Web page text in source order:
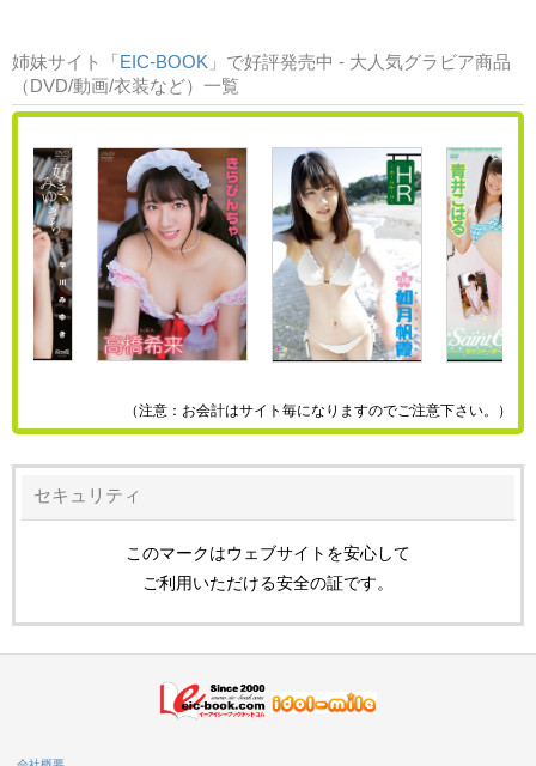
姉妹サイト「EIC-BOOK 」で好評発売中 - 大人気グラビア商品
（DVD/動画/衣装など）一覧
（注意：お会計はサイト毎になりますのでご注意下さい。）
セキュリティ
このマークはウェブサイトを安心して
ご利用いただける安全の証です。